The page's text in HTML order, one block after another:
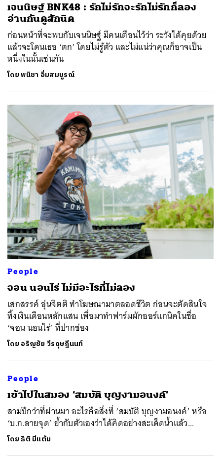
เจนนิษฐ์ BNK48 : รักไม่รักจะรักไม่รักก็ลอง
อ่านกันดูสักนิด
ก่อนหน้าที่จะพบกับเจนนิษฐ์ มีคนเตือนไว้ว่า ระวังได้คุยด้วย
แล้วจะโดนเธอ ‘ตก’ โดยไม่รู้ตัว และไม่แน่ว่าคุณก็อาจเป็น
หนึ่งในนั้นเช่นกัน
โดยพนิชา อิ่มสมบูรณ์
People
จอน นอนไร่ ไม่มีอะไรที่ไม่ลอง
เสกสรรค์ อุ่นจิตติ ทำโฆษณามาตลอดชีวิต ก่อนจะตัดสินใจ
ทิ้งเงินเดือนหลักแสน เพื่อมาทำฟาร์มผักออร์แกนิคในชื่อ
‘จอน นอนไร่’ ที่ปากช่อง
โดย อริญชัย วีรดุษฎีนนท์
People
เข้าไปในสมอง ‘สมบัติ บุญงามอนงค์’
สามปีกว่าที่ผ่านมา อะไรคือสิ่งที่ ‘สมบัติ บุญงามอนงค์’ หรือ
‘บ.ก.ลายจุด’ ย้ำกับตัวเองว่าได้คิดอย่างสะเด็ดน้ำแล้ว...
โดย ธิติ มีแต้ม